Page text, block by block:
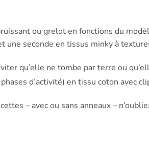
ou grelot en fonctions du
une seconde en tissus minky à
qu’elle ne tombe par terre ou
d’activité) en tissu coton avec
– avec ou sans anneaux –